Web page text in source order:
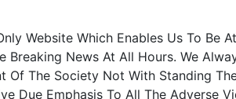
Website Which Enables Us To Be
Breaking News At All Hours. We
Of The Society Not With Standing
Due Emphasis To All The Adverse